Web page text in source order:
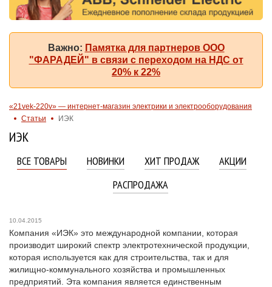
Важно: Памятка для партнеров ООО
"ФАРАДЕЙ" в связи с переходом на НДС от
20% к 22%
«21vek-220v» — интернет-магазин электрики и электрооборудования
Статьи
ИЭК
ИЭК
ВСЕ ТОВАРЫ НОВИНКИ ХИТ ПРОДАЖ
АКЦИИ
РАСПРОДАЖА
10.04.2015
Компания «ИЭК» это международной компании, которая
производит широкий спектр электротехнической продукции,
которая используется как для строительства, так и для
жилищно-коммунального хозяйства и промышленных
предприятий. Эта компания является единственным